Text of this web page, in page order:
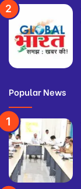
Popular News